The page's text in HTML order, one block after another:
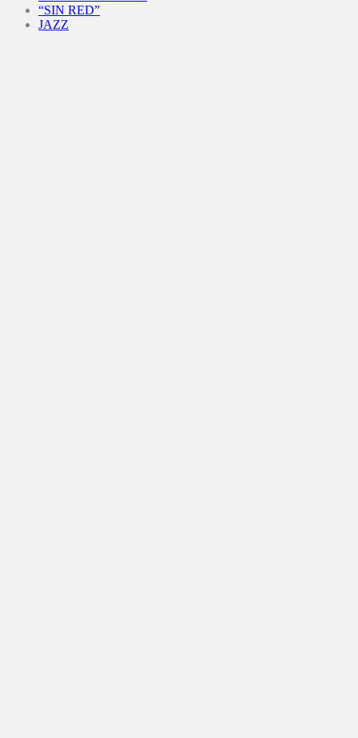
“SIN RED”
JAZZ